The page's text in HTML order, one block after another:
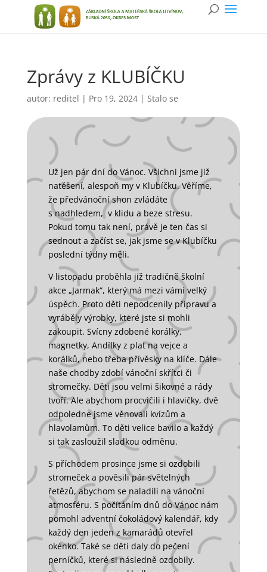
Zprávy z KLUBÍČKU
autor: reditel | Pro 19, 2024| Stalo se
Už jen pár dní do Vánoc. Všichni jsme již
natěšení, alespoň my v Klubíčku. Věříme,
že předvánoční shon zvládáte
s nadhledem, v klidu a beze stresu.
Pokud tomu tak není, právě je ten čas si
sednout a začíst se, jak jsme se v Klubíčku
poslední týdny měli.
V listopadu proběhla již tradičně školní
akce „Jarmak“, který má mezi vámi velký
úspěch. Proto děti nepodcenily přípravu a
vyráběly výrobky, které jste si mohli
zakoupit. Svícny zdobené korálky,
magnetky, Andílky z plat na vejce a
korálků, nebo třeba přívěsky na klíče. Dále
naše chodby zdobí vánoční skřítci či
stromečky. Děti jsou velmi šikovné a rády
tvoří. Ale abychom procvičili i hlavičky, dvě
odpoledne jsme věnovali kvízům a
hlavolamům. To děti velice bavilo a každý
si tak zasloužil sladkou odměnu.
S příchodem prosince jsme si ozdobili
stromeček a pověsili pár světelných
řetězů, abychom se naladili na vánoční
atmosféru. S počítáním dnů do Vánoc nám
pomohl adventní čokoládový kalendář, kdy
každý den jeden z kamarádů otevřel
okénko. Také se děti daly do pečení
perníčků, které si následně ozdobily.